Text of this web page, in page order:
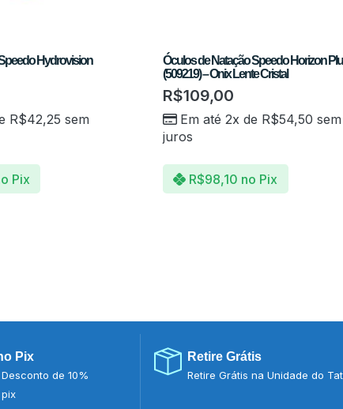
Hydrovision
R$42,25 sem
Pix
Óculos de Natação Speedo Horizon
(509219) – Onix Lente Cristal
R$109,00
Em até 2x de R$54,50 sem
juros
R$98,10 no Pix
Pix
de 10%
Retire Grátis
Retire Grátis na Unidade do